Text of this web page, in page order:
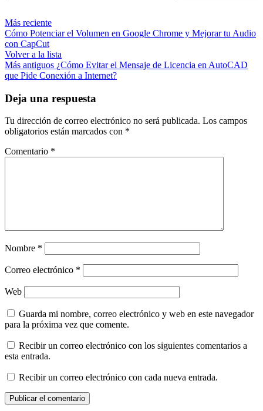
Más reciente
Cómo Potenciar el Volumen en Google Chrome y Mejorar tu Audio
con CapCut
Volver a la lista
Más antiguos ¿Cómo Evitar el Mensaje de Licencia en AutoCAD
que Pide Conexión a Internet?
Deja una respuesta
Tu dirección de correo electrónico no será publicada. Los campos
obligatorios están marcados con *
Comentario *
Nombre *
Correo electrónico *
Web
Guarda mi nombre, correo electrónico y web en este navegador
para la próxima vez que comente.
Recibir un correo electrónico con los siguientes comentarios a
esta entrada.
Recibir un correo electrónico con cada nueva entrada.